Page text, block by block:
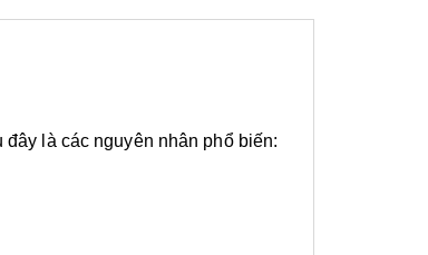
là các nguyên nhân phổ biến: